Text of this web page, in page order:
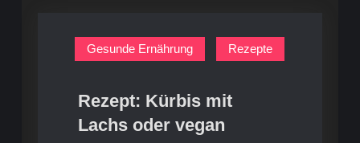
Gesunde Ernährung Rezepte
Rezept: Kürbis mit
Lachs oder vegan